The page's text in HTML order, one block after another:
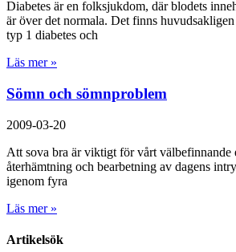
Diabetes är en folksjukdom, där blodets
är över det normala. Det finns
typ 1 diabetes och
Läs mer »
Sömn och sömnproblem
2009-03-20
Att sova bra är viktigt för vårt välbefinnande
återhämtning och bearbetning av dagens
igenom fyra
Läs mer »
Artikelsök